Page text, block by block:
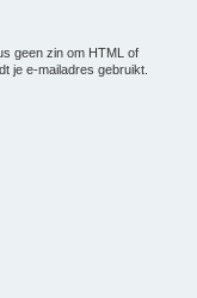
geen zin om HTML of
je e-mailadres gebruikt.